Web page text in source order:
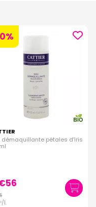
votre peau,
acnéique ou
démaquillante pétales d'iris
56
/l.